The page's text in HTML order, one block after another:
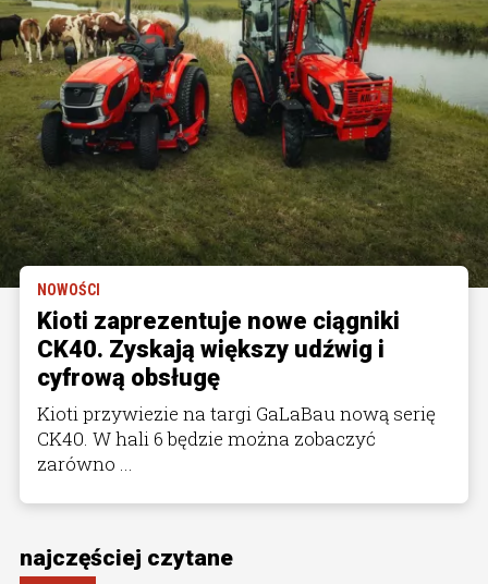
NOWOŚCI
Kioti zaprezentuje nowe ciągniki
CK40. Zyskają większy udźwig i
cyfrową obsługę
Kioti przywiezie na targi GaLaBau nową serię
CK40. W hali 6 będzie można zobaczyć
zarówno ...
najczęściej czytane